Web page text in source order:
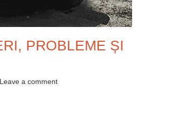
PROBLEME ȘI
Leave a comment